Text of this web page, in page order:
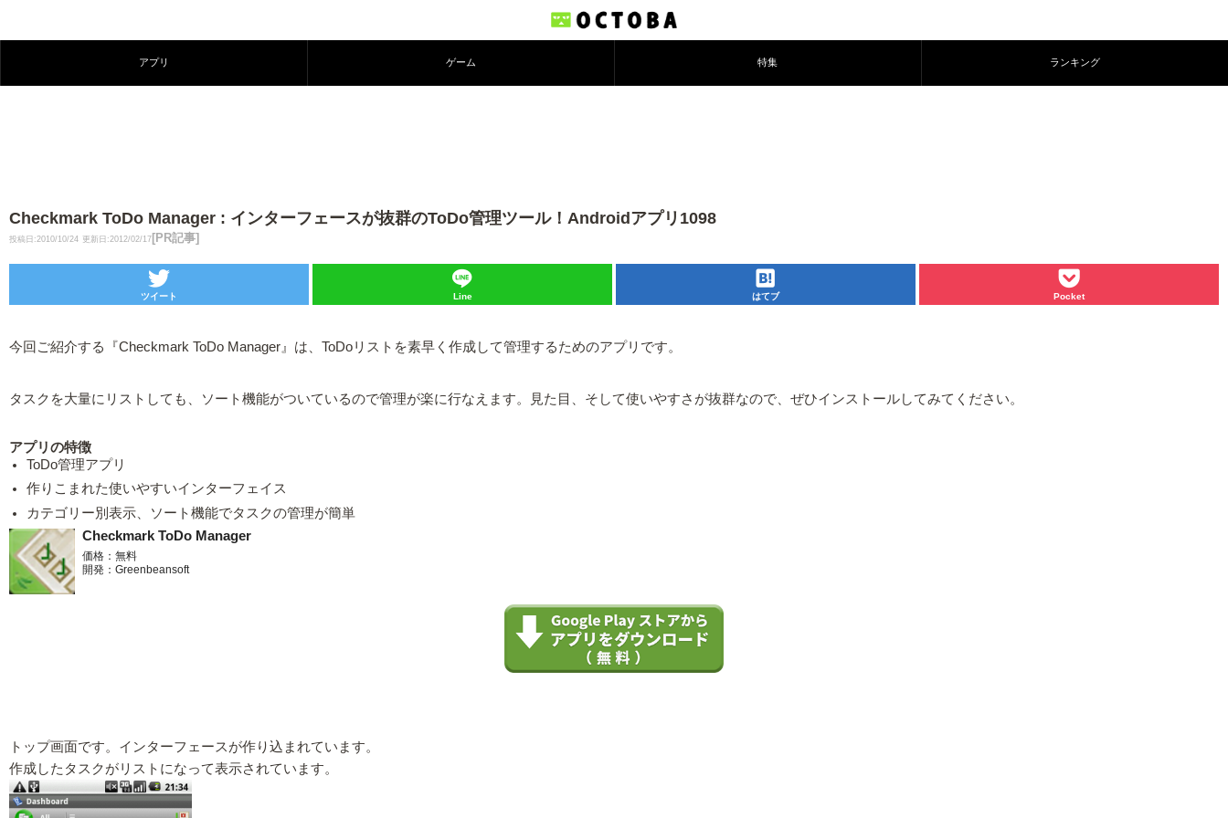
アプリ ゲーム 特集 ランキング
Checkmark ToDo Manager : インターフェースが抜群のToDo管理ツール！Androidアプリ1098
投稿日:2010/10/24 更新日:2012/02/17 [PR記事]
ツイート Line はてブ Pocket
今回ご紹介する『Checkmark ToDo Manager』は、ToDoリストを素早く作成して管理するためのアプリです。
タスクを大量にリストしても、ソート機能がついているので管理が楽に行なえます。見た目、そして使いやすさが抜群なので、ぜひインストールしてみてください。
アプリの特徴
ToDo管理アプリ
作りこまれた使いやすいインターフェイス
カテゴリー別表示、ソート機能でタスクの管理が簡単
Checkmark ToDo Manager
価格：無料
開発：Greenbeansoft
トップ画面です。インターフェースが作り込まれています。
作成したタスクがリストになって表示されています。